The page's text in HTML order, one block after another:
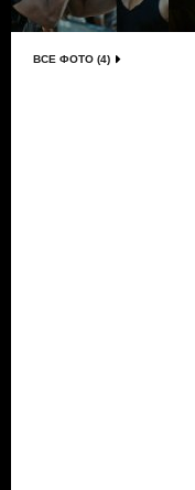
ВСЕ ФОТО (4)